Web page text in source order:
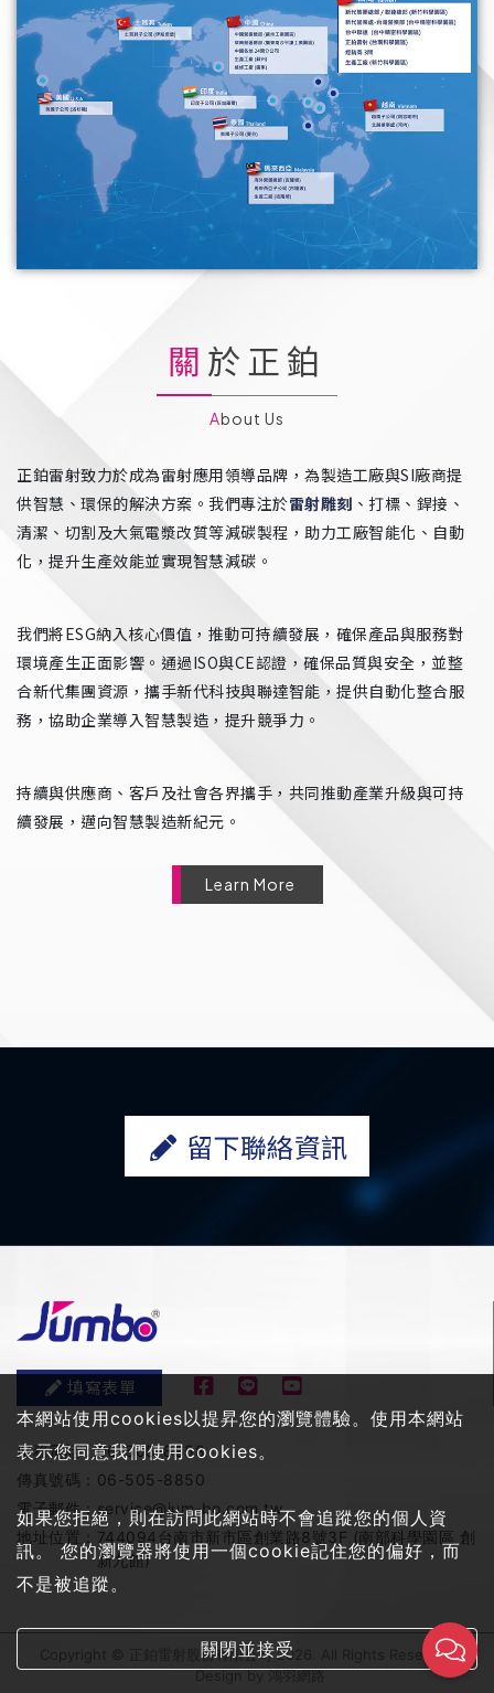
關於正鉑
About Us
正鉑雷射致力於成為雷射應用領導品牌，為製造工廠與SI廠商提
供智慧、環保的解決方案。我們專注於雷射雕刻 、打標、銲接、
清潔、切割及大氣電漿改質等減碳製程，助力工廠智能化、自動
化，提升生產效能並實現智慧減碳。
我們將ESG納入核心價值，推動可持續發展，確保產品與服務對
環境產生正面影響。通過ISO與CE認證，確保品質與安全，並整
合新代集團資源，攜手新代科技與聯達智能，提供自動化整合服
務，協助企業導入智慧製造，提升競爭力。
持續與供應商、客戶及社會各界攜手，共同推動產業升級與可持
續發展，邁向智慧製造新紀元。
Learn More
留下聯絡資訊
填寫表單
服務電話：06-505-8858
傳真號碼： 06-505-8850
電子郵件：service@jum-bo.com.tw
地址位置： 744094台南市新市區創業路8號3F (南部科學園區 創
新九館)
Copyright © 正鉑雷射股份有限公司 2026. All Rights Reserved
Design by鴻羽網路
本網站使用cookies以提昇您的瀏覽體驗。使用本網站
表示您同意我們使用cookies。
如果您拒絕，則在訪問此網站時不會追蹤您的個人資
訊。 您的瀏覽器將使用一個cookie記住您的偏好，而
不是被追蹤。
關閉並接受